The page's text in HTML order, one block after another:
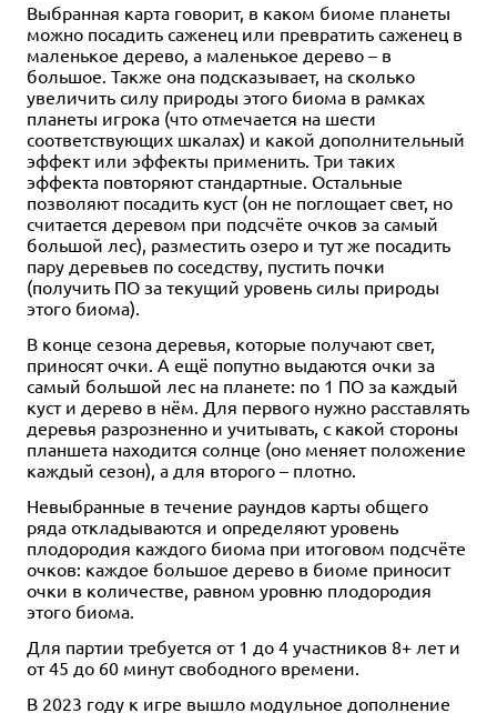
Выбранная карта говорит, в каком биоме планеты
можно посадить саженец или превратить саженец в
маленькое дерево, а маленькое дерево – в
большое. Также она подсказывает, на сколько
увеличить силу природы этого биома в рамках
планеты игрока (что отмечается на шести
соответствующих шкалах) и какой дополнительный
эффект или эффекты применить. Три таких
эффекта повторяют стандартные. Остальные
позволяют посадить куст (он не поглощает свет, но
считается деревом при подсчёте очков за самый
большой лес), разместить озеро и тут же посадить
пару деревьев по соседству, пустить почки
(получить ПО за текущий уровень силы природы
этого биома).
В конце сезона деревья, которые получают свет,
приносят очки. А ещё попутно выдаются очки за
самый большой лес на планете: по 1 ПО за каждый
куст и дерево в нём. Для первого нужно расставлять
деревья разрозненно и учитывать, с какой стороны
планшета находится солнце (оно меняет положение
каждый сезон), а для второго – плотно.
Невыбранные в течение раундов карты общего
ряда откладываются и определяют уровень
плодородия каждого биома при итоговом подсчёте
очков: каждое большое дерево в биоме приносит
очки в количестве, равном уровню плодородия
этого биома.
Для партии требуется от 1 до 4 участников 8+ лет и
от 45 до 60 минут свободного времени.
В 2023 году к игре вышло модульное дополнение